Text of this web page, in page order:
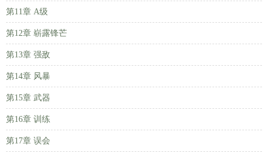
第11章 A级
第12章 崭露锋芒
第13章 强敌
第14章 风暴
第15章 武器
第16章 训练
第17章 误会